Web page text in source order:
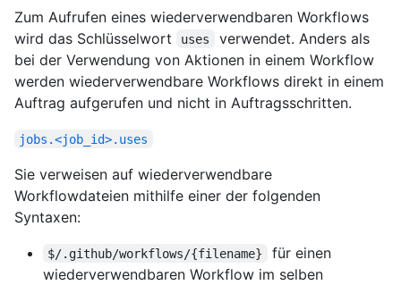
Zum Aufrufen eines wiederverwendbaren Workflows
wird das Schlüsselwort
uses
verwendet. Anders als
bei der Verwendung von Aktionen in einem Workflow
werden wiederverwendbare Workflows direkt in einem
Auftrag aufgerufen und nicht in Auftragsschritten.
jobs.<job_id>.uses
Sie verweisen auf wiederverwendbare
Workflowdateien mithilfe einer der folgenden
Syntaxen:
$/.github/workflows/{filename}
für einen
wiederverwendbaren Workflow im selben